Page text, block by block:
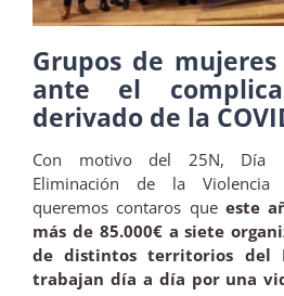
Grupos de
ante el
derivado de la
Con motivo del 25N, Día
Eliminación de la Violencia
queremos contaros que este
más de 85.000€ a siete
de distintos territorios del
trabajan día a día por una